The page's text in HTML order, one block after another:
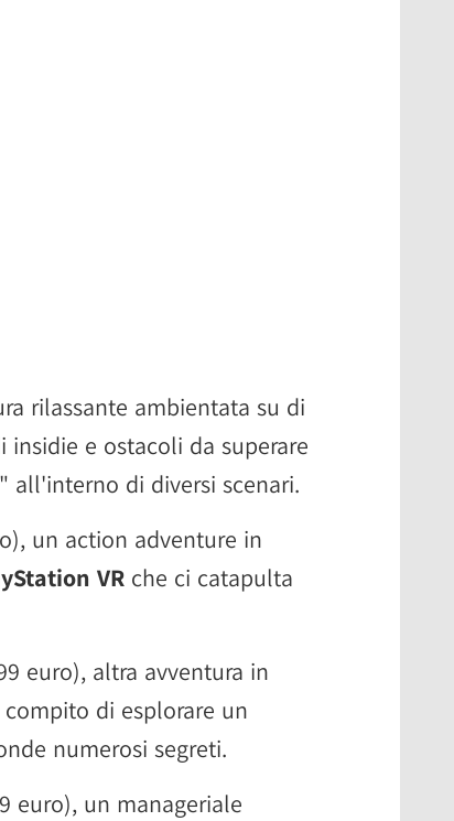
rilassante ambientata su di
e ostacoli da superare
all'interno di diversi scenari.
un action adventure in
VR che ci catapulta
euro), altra avventura in
di esplorare un
numerosi segreti.
euro), un manageriale